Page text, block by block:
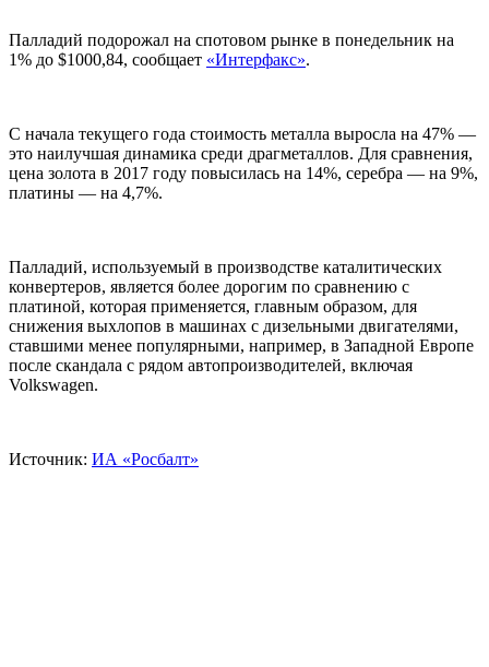
Палладий подорожал на спотовом рынке в понедельник на
1% до $1000,84, сообщает «Интерфакс».
С начала текущего года стоимость металла выросла на 47% —
это наилучшая динамика среди драгметаллов. Для сравнения,
цена золота в 2017 году повысилась на 14%, серебра — на 9%,
платины — на 4,7%.
Палладий, используемый в производстве каталитических
конвертеров, является более дорогим по сравнению с
платиной, которая применяется, главным образом, для
снижения выхлопов в машинах с дизельными двигателями,
ставшими менее популярными, например, в Западной Европе
после скандала с рядом автопроизводителей, включая
Volkswagen.
Источник: ИА «Росбалт»